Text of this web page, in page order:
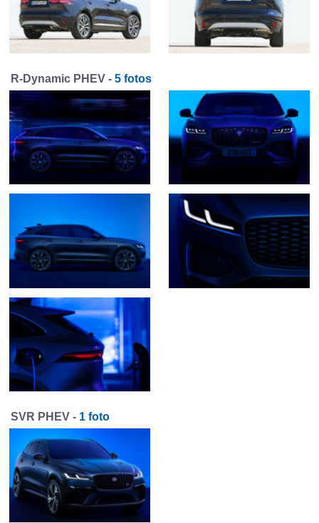
R-Dynamic PHEV - 5 fotos
SVR PHEV - 1 foto